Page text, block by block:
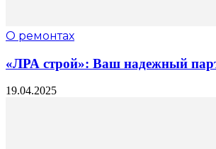
О ремонтах
«ЛРА строй»: Ваш надежный
19.04.2025